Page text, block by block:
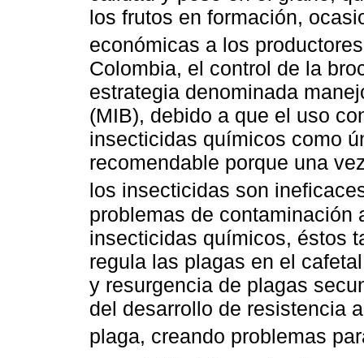
los frutos en formación,
económicas a los
Colombia, el control de la
estrategia denominada
(MIB), debido a que el uso
insecticidas químicos como
recomendable porque una
los insecticidas son
problemas de contaminación
insecticidas químicos, éstos
regula las plagas en el
y resurgencia de plagas
del desarrollo de resistencia
plaga, creando problemas